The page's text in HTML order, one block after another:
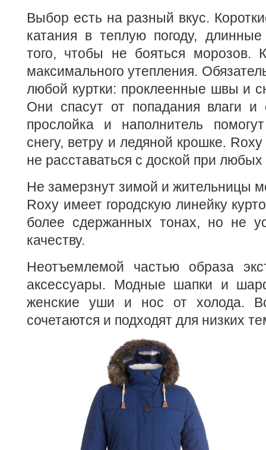
Выбор есть на разный вкус.
катания в теплую погоду,
того, чтобы не бояться морозов.
максимального утепления.
любой куртки: проклеенные швы и
Они спасут от попадания влаги и
прослойка и наполнитель
снегу, ветру и ледяной крошке.
не расставаться с доской при
Не замерзнут зимой и жительницы
Roxy имеет городскую линейку
более сдержанных тонах, но не
качеству.
Неотъемлемой частью образа
аксессуары. Модные шапки и
женские уши и нос от холода.
сочетаются и подходят для низких